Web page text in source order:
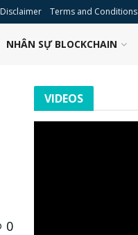
Disclaimer Terms and Conditions
NHÂN SỰ BLOCKCHAIN
0
VIDEOS